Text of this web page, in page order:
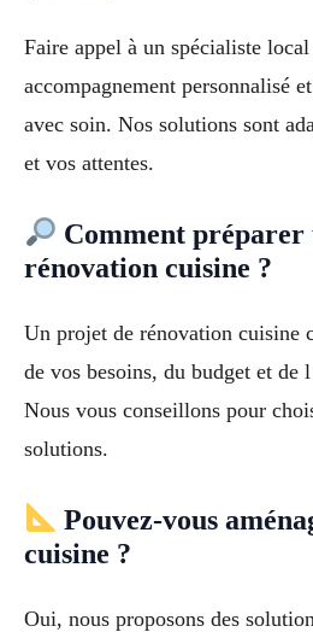
Faire appel à un spécialiste
accompagnement personnalisé
avec soin. Nos solutions sont
et vos attentes.
Comment
rénovation cuisine ?
Un projet de rénovation cuisine
de vos besoins, du budget et de
Nous vous conseillons pour
solutions.
Pouvez-vous
cuisine ?
Oui, nous proposons des